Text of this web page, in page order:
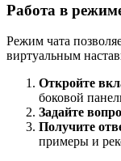
Работа в
Режим чата
виртуальным
Откройте
боковой
Задайте
Получите
примеры и